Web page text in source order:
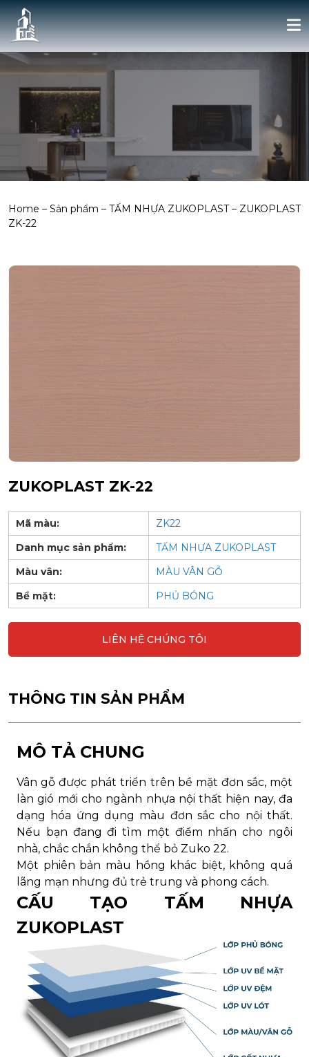
Home – Sản phẩm – TẤM NHỰA ZUKOPLAST– ZUKOPLAST
ZK-22
ZUKOPLAST ZK-22
Mã màu:
ZK22
Danh mục sản phẩm:
TẤM NHỰA ZUKOPLAST
Màu vân:
MÀU VÂN GỖ
Bề mặt:
PHỦ BÓNG
LIÊN HỆ CHÚNG TÔI
THÔNG TIN SẢN PHẨM
MÔ TẢ CHUNG
Vân gỗ được phát triển trên bề mặt đơn sắc, một
làn gió mới cho ngành nhựa nội thất hiện nay, đa
dạng hóa ứng dụng màu đơn sắc cho nội thất.
Nếu bạn đang đi tìm một điểm nhấn cho ngôi
nhà, chắc chắn không thể bỏ Zuko 22.
Một phiên bản màu hồng khác biệt, không quá
lãng mạn nhưng đủ trẻ trung và phong cách.
CẤU TẠO TẤM NHỰA
ZUKOPLAST